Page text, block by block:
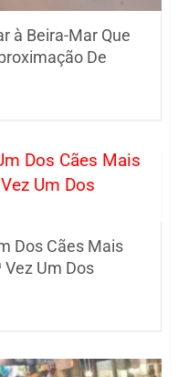
à Beira-Mar Que
De
Dos Cães Mais
Vez Um Dos